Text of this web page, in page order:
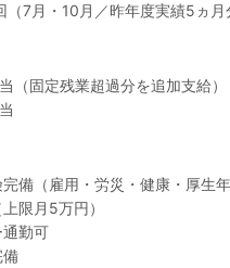
7月・10月／昨年度実績5ヵ月
（固定残業超過分を追加支給）
備（雇用・労災・健康・厚生年
限月5万円）
勤可